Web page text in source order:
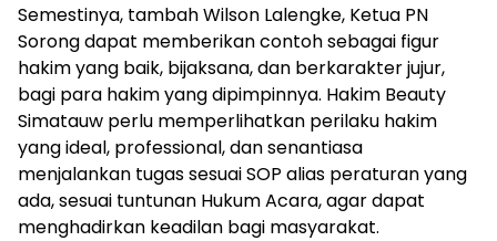
Semestinya, tambah Wilson Lalengke, Ketua PN
Sorong dapat memberikan contoh sebagai figur
hakim yang baik, bijaksana, dan berkarakter jujur,
bagi para hakim yang dipimpinnya. Hakim Beauty
Simatauw perlu memperlihatkan perilaku hakim
yang ideal, professional, dan senantiasa
menjalankan tugas sesuai SOP alias peraturan yang
ada, sesuai tuntunan Hukum Acara, agar dapat
menghadirkan keadilan bagi masyarakat.